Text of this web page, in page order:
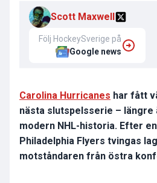
Scott Maxwell
Följ HockeySverige på
Google news
Carolina Hurricanes har fått
nästa slutspelsserie – längre
modern NHL-historia. Efter
Philadelphia Flyers tvingas
motståndaren från östra